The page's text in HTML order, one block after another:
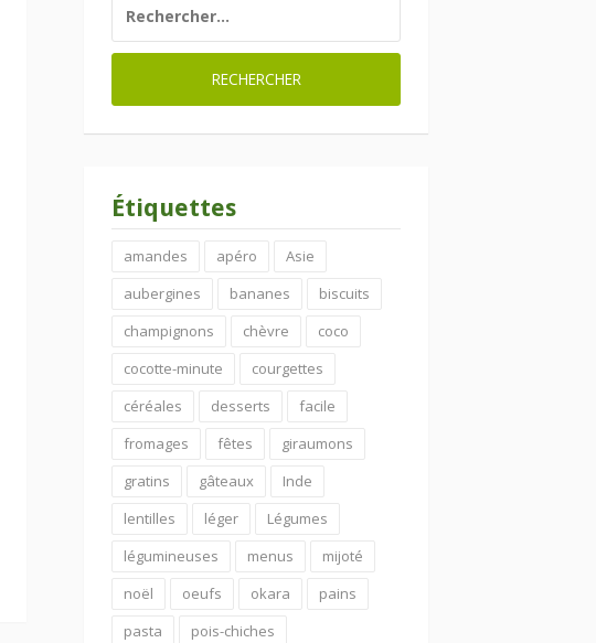
Étiquettes
amandes apéro
Asie
aubergines
bananes
biscuits
champignons
chèvre
coco
cocotte-minute
courgettes
céréales
desserts
facile
fromages
fêtes
giraumons
gratins
gâteaux
Inde
lentilles
léger
Légumes
légumineuses
menus
mijoté
noël
oeufs okara
pains
pasta
pois-chiches